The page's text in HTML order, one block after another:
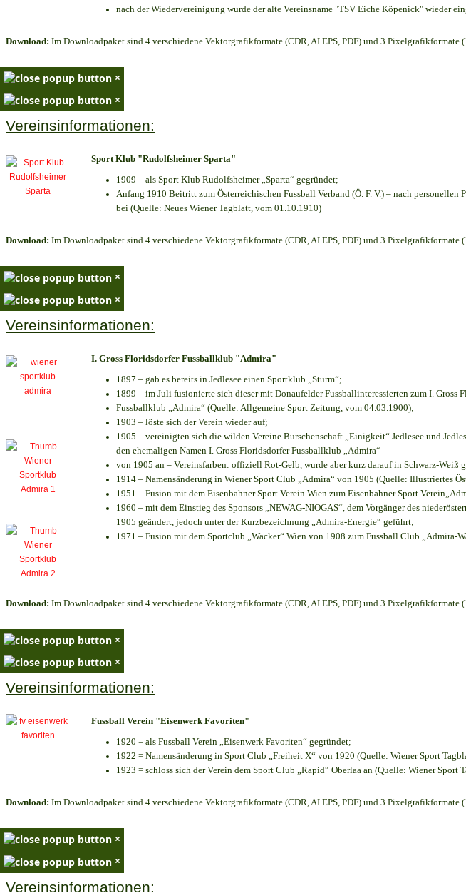
nach der Wiedervereinigung wurde der alte Vereinsname "TSV Eiche Köpenick" wieder
Download: Im Downloadpaket sind 4 verschiedene Vektorgrafikformate (CDR, AI EPS, PDF) und 3 Pixelgrafikformate
×
×
Vereinsinformationen:
Sport Klub "Rudolfsheimer Sparta"
1909 = als Sport Klub Rudolfsheimer „Sparta“ gegründet;
Anfang 1910 Beitritt zum Österreichischen Fussball Verband (Ö. F. V.) – nach
bei (Quelle: Neues Wiener Tagblatt, vom 01.10.1910)
Download: Im Downloadpaket sind 4 verschiedene Vektorgrafikformate (CDR, AI EPS, PDF) und 3 Pixelgrafikformate
×
×
Vereinsinformationen:
I. Gross Floridsdorfer Fussballklub "Admira"
1897 – gab es bereits in Jedlesee einen Sportklub „Sturm“;
1899 – im Juli fusionierte sich dieser mit Donaufelder Fussballinteressierten zum I. Gross
Fussballklub „Admira“ (Quelle: Allgemeine Sport Zeitung, vom 04.03.1900);
1903 – löste sich der Verein wieder auf;
1905 – vereinigten sich die wilden Vereine Burschenschaft „Einigkeit“ Jedlesee und
den ehemaligen Namen I. Gross Floridsdorfer Fussballklub „Admira“
von 1905 an – Vereinsfarben: offiziell Rot-Gelb, wurde aber kurz darauf in Schwarz-Weiß
1914 – Namensänderung in Wiener Sport Club „Admira“ von 1905 (Quelle: Illustriertes
1951 – Fusion mit dem Eisenbahner Sport Verein Wien zum Eisenbahner Sport
1960 – mit dem Einstieg des Sponsors „NEWAG-NIOGAS“, dem Vorgänger des
1905 geändert, jedoch unter der Kurzbezeichnung „Admira-Energie“ geführt;
1971 – Fusion mit dem Sportclub „Wacker“ Wien von 1908 zum Fussball Club „Admira-
Download: Im Downloadpaket sind 4 verschiedene Vektorgrafikformate (CDR, AI EPS, PDF) und 3 Pixelgrafikformate
×
×
Vereinsinformationen:
Fussball Verein "Eisenwerk Favoriten"
1920 = als Fussball Verein „Eisenwerk Favoriten“ gegründet;
1922 = Namensänderung in Sport Club „Freiheit X“ von 1920 (Quelle: Wiener Sport
1923 = schloss sich der Verein dem Sport Club „Rapid“ Oberlaa an (Quelle: Wiener
Download: Im Downloadpaket sind 4 verschiedene Vektorgrafikformate (CDR, AI EPS, PDF) und 3 Pixelgrafikformate
×
×
Vereinsinformationen: